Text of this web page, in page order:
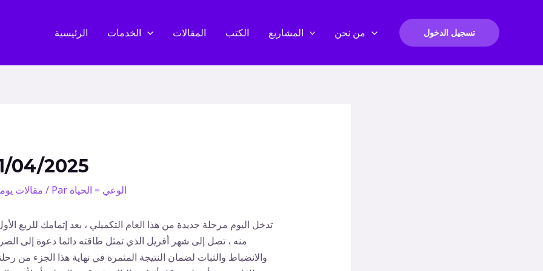
الرئيسية الخدمات المقالات الكتب المشاريع من نحن تسجيل الدخول
04/2025
مقالات / Par الوعي = الحياة
تدخل اليوم مرحلة جديدة من هذا العام التكميلي ، بعد إتمامك للربع
منه ، تصل إلى شهر أفريل الذي تمثل طاقته دائما دعوة إلى
والانضباط والثبات لضمان النتيجة المثمرة في نهاية هذا الجزء من